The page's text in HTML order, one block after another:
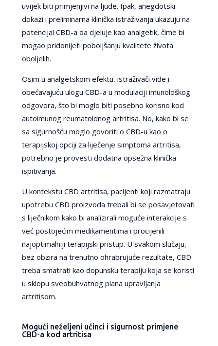
uvijek biti primjenjivi na ljude. Ipak, anegdotski
dokazi i preliminarna klinička istraživanja ukazuju na
potencijal CBD-a da djeluje kao analgetik, čime bi
mogao pridonijeti poboljšanju kvalitete života
oboljelih.
Osim u analgetskom efektu, istraživači vide i
obećavajuću ulogu CBD-a u modulaciji imunološkog
odgovora, što bi moglo biti posebno korisno kod
autoimunog reumatoidnog artritisa. No, kako bi se
sa sigurnošću moglo govoriti o CBD-u kao o
terapijskoj opciji za liječenje simptoma artritisa,
potrebno je provesti dodatna opsežna klinička
ispitivanja.
U kontekstu CBD artritisa, pacijenti koji razmatraju
upotrebu CBD proizvoda trebali bi se posavjetovati
s liječnikom kako bi analizirali moguće interakcije s
već postojećim medikamentima i procijenili
najoptimalniji terapijski pristup. U svakom slučaju,
bez obzira na trenutno ohrabrujuće rezultate, CBD
treba smatrati kao dopunsku terapiju koja se koristi
u sklopu sveobuhvatnog plana upravljanja
artritisom.
Mogući neželjeni učinci i sigurnost primjene
CBD-a kod artritisa